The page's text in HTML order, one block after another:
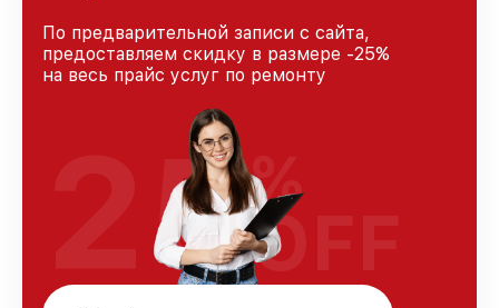
По предварительной записи с сайта,
предоставляем скидку в размере -25%
на весь прайс услуг по ремонту
25%
OFF